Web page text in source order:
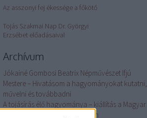
Az asszonyi fej ékessége a főkötő
Tojás Szakmai Nap Dr. Györgyi
Erzsébet előadásaival
Archívum
Jókainé Gombosi Beatrix Népművészet Ifjú
Mestere – Hivatásom a hagyományokat kutatni,
művelni és továbbadni
A tojásírás élő hagyománya – kiállítás a Magyar
Népi Iparművészeti Múzeumban